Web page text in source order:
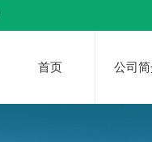
首页 公司简